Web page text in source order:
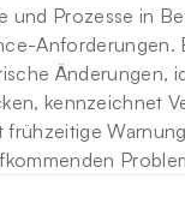
und Prozesse in
Anforderungen.
Änderungen,
kennzeichnet
frühzeitige